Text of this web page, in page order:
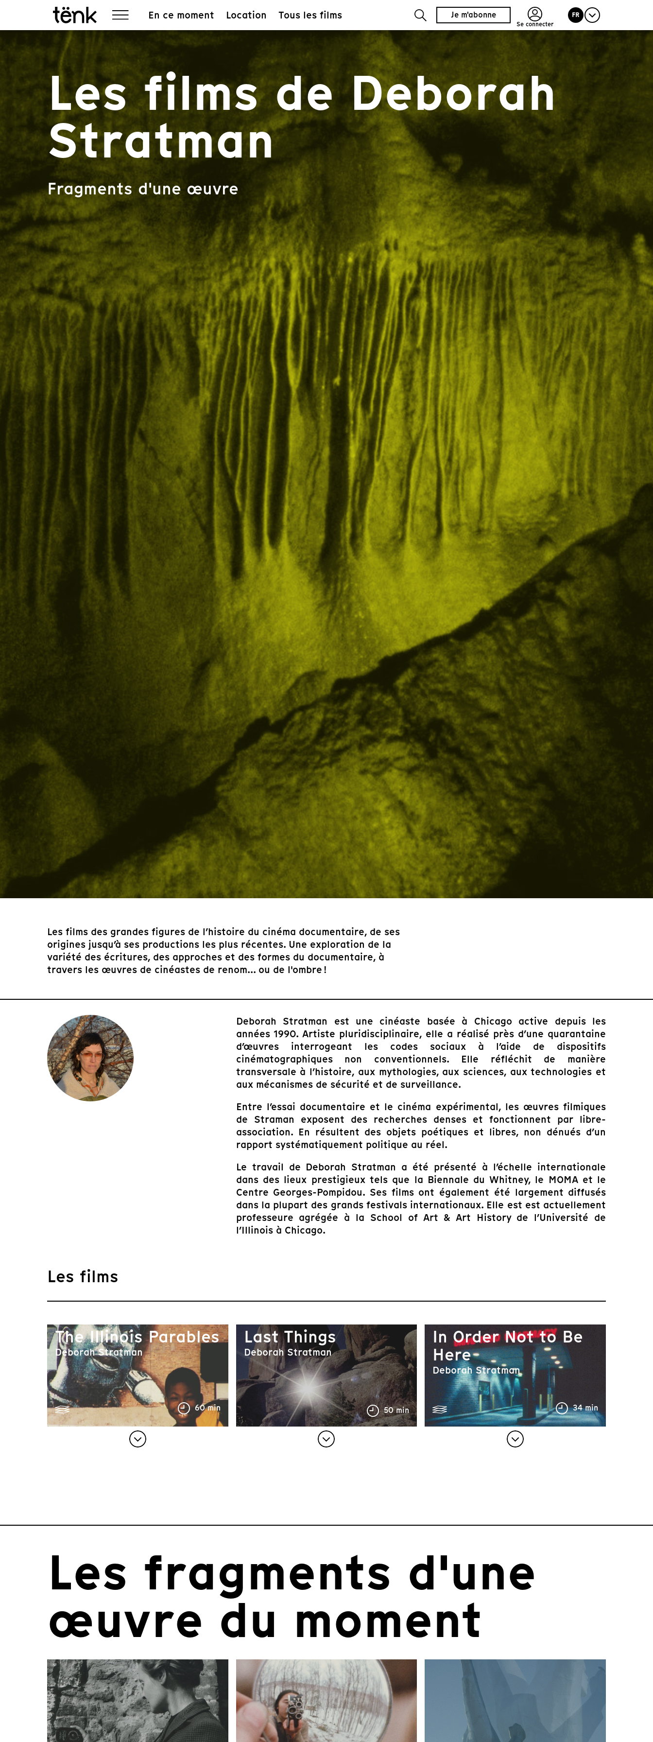
En ce moment Location Tous les films Je m'abonne
Se connecter
FR
Les films de Deborah
Stratman
Fragments d'une œuvre
Les films des grandes figures de l’histoire du cinéma documentaire, de ses
origines jusqu’à ses productions les plus récentes. Une exploration de la
variété des écritures, des approches et des formes du documentaire, à
travers les œuvres de cinéastes de renom... ou de l'ombre !
Deborah Stratman est une cinéaste basée à Chicago active depuis les
années 1990. Artiste pluridisciplinaire, elle a réalisé près d’une quarantaine
d’œuvres interrogeant les codes sociaux à l’aide de dispositifs
cinématographiques non conventionnels. Elle réfléchit de manière
transversale à l’histoire, aux mythologies, aux sciences, aux technologies et
aux mécanismes de sécurité et de surveillance.
Entre l’essai documentaire et le cinéma expérimental, les œuvres filmiques
de Straman exposent des recherches denses et fonctionnent par libre-
association. En résultent des objets poétiques et libres, non dénués d’un
rapport systématiquement politique au réel.
Le travail de Deborah Stratman a été présenté à l’échelle internationale
dans des lieux prestigieux tels que la Biennale du Whitney, le MOMA et le
Centre Georges-Pompidou. Ses films ont également été largement diffusés
dans la plupart des grands festivals internationaux. Elle est est actuellement
professeure agrégée à la School of Art & Art History de l’Université de
l’Illinois à Chicago.
Les films
The Illinois Parables
Deborah Stratman
60 min
Last Things
Deborah Stratman
50 min
In Order Not to Be
Here
Deborah Stratman
34 min
Les fragments d'une
œuvre du moment